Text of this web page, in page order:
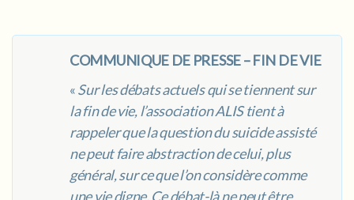
COMMUNIQUE DE PRESSE – FIN DE VIE
«Sur les débats actuels qui se tiennent sur
la fin de vie, l’association ALIS tient à
rappeler que la question du suicide assisté
ne peut faire abstraction de celui, plus
général, sur ce que l’on considère comme
une vie digne. Ce débat-là ne peut être